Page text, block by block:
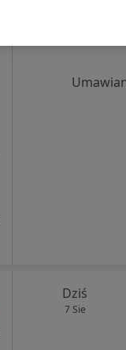
Dziś
7 Sie